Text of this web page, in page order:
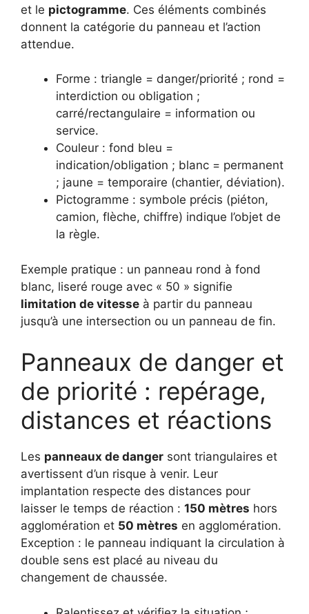
et le pictogramme. Ces éléments combinés
donnent la catégorie du panneau et l’action
attendue.
Forme : triangle = danger/priorité ; rond =
interdiction ou obligation ;
carré/rectangulaire = information ou
service.
Couleur : fond bleu =
indication/obligation ; blanc = permanent
; jaune = temporaire (chantier, déviation).
Pictogramme : symbole précis (piéton,
camion, flèche, chiffre) indique l’objet de
la règle.
Exemple pratique : un panneau rond à fond
blanc, liseré rouge avec « 50 » signifie
limitation de vitesse à partir du panneau
jusqu’à une intersection ou un panneau de fin.
Panneaux de danger et
de priorité : repérage,
distances et réactions
Les panneaux de danger sont triangulaires et
avertissent d’un risque à venir. Leur
implantation respecte des distances pour
laisser le temps de réaction : 150 mètres hors
agglomération et 50 mètres en agglomération.
Exception : le panneau indiquant la circulation à
double sens est placé au niveau du
changement de chaussée.